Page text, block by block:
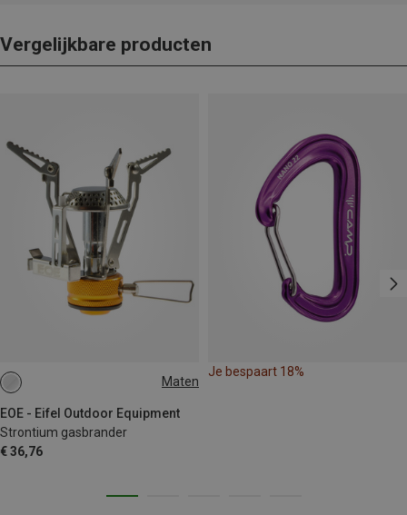
Vergelijkbare producten
Maten
EOE - Eifel Outdoor Equipment
Strontium gasbrander
€ 36,76
ONE SIZE
Je bespaart 18%